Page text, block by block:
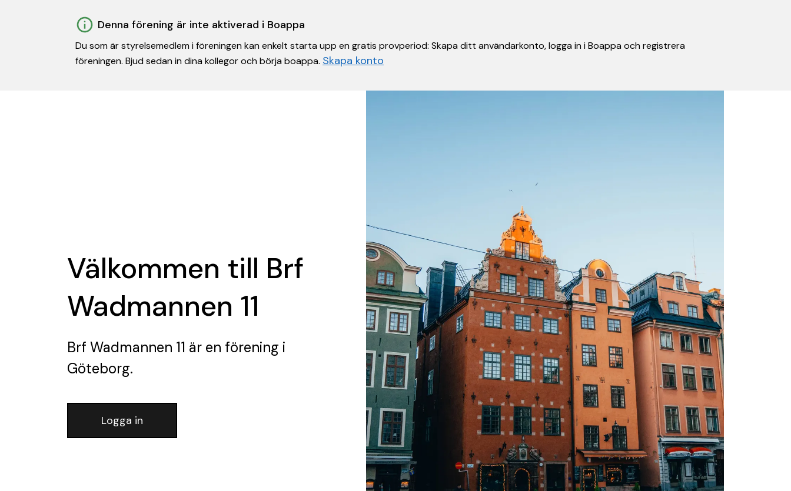
Denna förening är inte aktiverad i Boappa
Du som är styrelsemedlem i föreningen kan enkelt starta upp en gratis provperiod: Skapa ditt användarkonto, logga in i Boappa och registrera
föreningen. Bjud sedan in dina kollegor och börja boappa. Skapa konto
Välkommen till Brf
Wadmannen 11
Brf Wadmannen 11 är en förening i
Göteborg.
Logga in